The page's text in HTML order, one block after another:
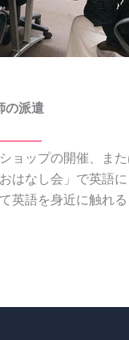
の派遣
ョップの開催、ま
はなし会」で英語
英語を身近に触れ